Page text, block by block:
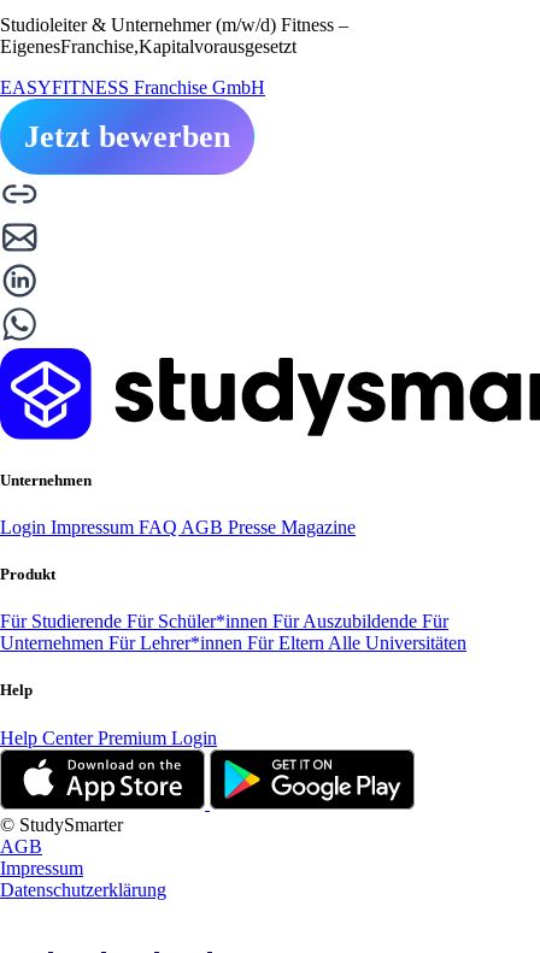
Studioleiter & Unternehmer (m/w/d) Fitness –
EigenesFranchise,Kapitalvorausgesetzt
EASYFITNESS Franchise GmbH
Jetzt bewerben
Unternehmen
Login Impressum FAQ AGB Presse Magazine
Produkt
Für Studierende Für Schüler*innen Für Auszubildende Für
Unternehmen Für Lehrer*innen Für Eltern Alle Universitäten
Help
Help CenterPremium Login
© StudySmarter
AGB
Impressum
Datenschutzerklärung